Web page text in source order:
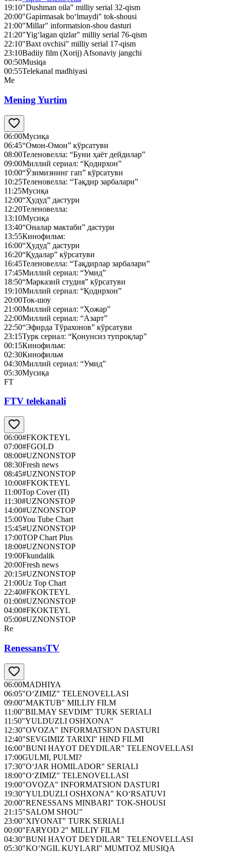
19:10"Dushman oila" milliy serial 32-qism
20:00"Gapirmasak bo‘lmaydi" tok-shousi
21:00"Millar" informatsion-shou dasturi
21:20"Yig‘lagan qizlar" milliy serial 76-qism
22:10"Baxt ovchisi" milliy serial 17-qism
23:10Badiiy film (Xorij) Afsonaviy jangchi
00:50Musiqa
00:55Telekanal madhiyasi
Me
Mening Yurtim
06:00Мусиқа
06:45“Омон-Омон” кўрсатуви
08:00Теленовелла: “Буни ҳаёт дейдилар”
09:00Миллий сериал: “Қодирхон”
10:00“Ўзимизнинг гап” кўрсатуви
10:25Теленовелла: “Тақдир зарбалари”
11:25Мусиқа
12:00“Ҳудуд” дастури
12:20Теленовелла:
13:10Мусиқа
13:40“Оналар мактаби” дастури
13:55Кинофильм:
16:00“Ҳудуд” дастури
16:20“Қудалар” кўрсатуви
16:45Теленовелла: “Тақдирлар зарбалари”
17:45Миллий сериал: “Умид”
18:50“Марказий студия” кўрсатуви
19:10Миллий сериал: “Қодирхон”
20:00Ток-шоу
21:00Миллий сериал: “Ҳожар”
22:00Миллий сериал: “Азарт”
22:50“Эфирда Тўрахонов” кўрсатуви
23:15Турк сериал: “Қонунсиз тупроқлар”
00:15Кинофильм:
02:30Кинофильм
04:30Миллий сериал: “Умид”
05:30Мусиқа
FT
FTV telekanali
06:00#FKOKTEYL
07:00#FGOLD
08:00#UZNONSTOP
08:30Fresh news
08:45#UZNONSTOP
10:00#FKOKTEYL
11:00Top Cover (П)
11:30#UZNONSTOP
14:00#UZNONSTOP
15:00You Tube Chart
15:45#UZNONSTOP
17:00TOP Chart Plus
18:00#UZNONSTOP
19:00Fkundalik
20:00Fresh news
20:15#UZNONSTOP
21:00Uz Top Chart
22:40#FKOKTEYL
01:00#UZNONSTOP
04:00#FKOKTEYL
05:00#UZNONSTOP
Re
RenessansTV
06:00MADHIYA
06:05"O‘ZIMIZ" TELENOVELLASI
09:00"MAKTUB" MILLIY FILM
11:00"BILMAY SEVDIM" TURK SERIALI
11:50"YULDUZLI OSHXONA"
12:30"OVOZA" INFORMATSION DASTURI
12:40"SEVGIMIZ TARIXI" HIND FILMI
16:00"BUNI HAYOT DEYDILAR" TELENOVELLASI
17:00GULMI, PULMI?
17:30"O‘JAR HOMILADOR" SERIALI
18:00"O‘ZIMIZ" TELENOVELLASI
19:00"OVOZA" INFORMATSION DASTURI
19:30"YULDUZLI OSHXONA" KO‘RSATUVI
20:00"RENESSANS MINBARI" TOK-SHOUSI
21:15"SALOM SHOU"
23:00"XIYONAT" TURK SERIALI
00:00"FARYOD 2" MILLIY FILM
04:30"BUNI HAYOT DEYDILAR" TELENOVELLASI
05:30"KO‘NGIL KUYLARI" MUMTOZ MUSIQA